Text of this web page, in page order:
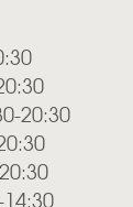
20:30